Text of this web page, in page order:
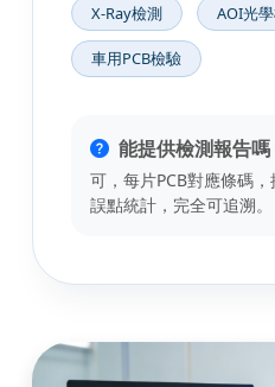
X-Ray檢測 AOI光
車用PCB檢驗
能提供檢測報告嗎
可，每片PCB對應條碼
誤點統計，完全可追溯。